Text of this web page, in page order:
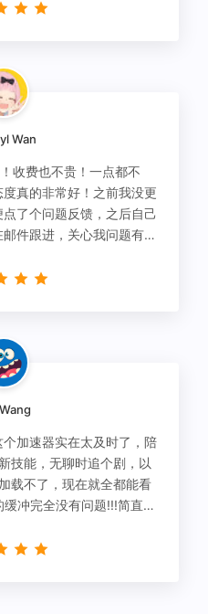
Wan
收费也不贵！一点都不
真的非常好！之前我没更
了个问题反馈，之后自己
件跟进，关心我问题有没
加速器实在太及时了，陪
技能，无聊时追个剧，以
载不了，现在就全都能看
冲完全没有问题!!!简直救